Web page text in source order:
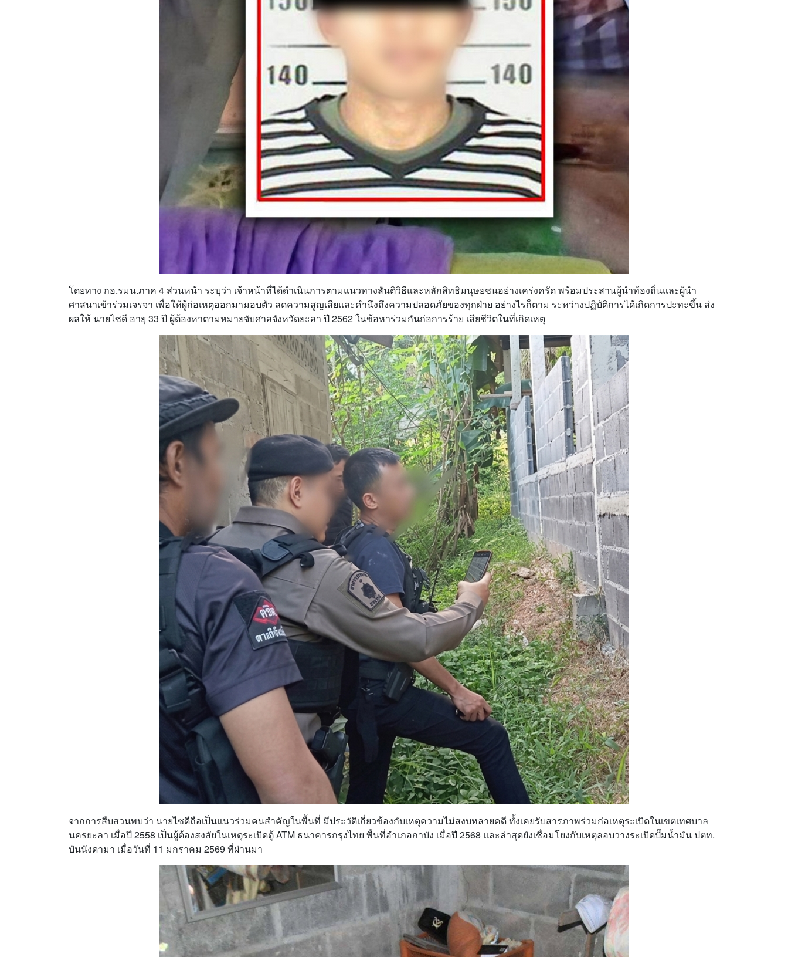
โดยทาง กอ.รมน.ภาค 4 ส่วนหน้า ระบุว่า เจ้าหน้าที่ได้ดำเนินการตามแนวทางสันติวิธีและหลักสิทธิมนุษยชนอย่างเคร่งครัด พร้อมประสานผู้นำท้องถิ่นและผู้นำ
ศาสนาเข้าร่วมเจรจา เพื่อให้ผู้ก่อเหตุออกมามอบตัว ลดความสูญเสียและคำนึงถึงความปลอดภัยของทุกฝ่าย อย่างไรก็ตาม ระหว่างปฏิบัติการได้เกิดการปะทะขึ้น ส่ง
ผลให้ นายไซดี อายุ 33 ปี ผู้ต้องหาตามหมายจับศาลจังหวัดยะลา ปี 2562 ในข้อหาร่วมกันก่อการร้าย เสียชีวิตในที่เกิดเหตุ
จากการสืบสวนพบว่า นายไซดีถือเป็นแนวร่วมคนสำคัญในพื้นที่ มีประวัติเกี่ยวข้องกับเหตุความไม่สงบหลายคดี ทั้งเคยรับสารภาพร่วมก่อเหตุระเบิดในเขตเทศบาล
นครยะลา เมื่อปี 2558 เป็นผู้ต้องสงสัยในเหตุระเบิดตู้ ATM ธนาคารกรุงไทย พื้นที่อำเภอกาบัง เมื่อปี 2568 และล่าสุดยังเชื่อมโยงกับเหตุลอบวางระเบิดปั๊มน้ำมัน ปตท.
บันนังดามา เมื่อวันที่ 11 มกราคม 2569 ที่ผ่านมา